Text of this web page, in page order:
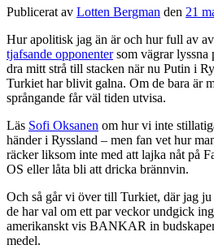
Publicerat av Lotten Bergman den 21
Hur apolitisk jag än är och hur full av
tjafsande opponentersom vägrar lyssna
dra mitt strå till stacken när nu Putin i
Turkiet har blivit galna. Om de bara är
språngande får väl tiden utvisa.
Läs Sofi Oksanen om hur vi inte
händer i Ryssland – men fan vet hur
räcker liksom inte med att lajka nåt på
OS eller låta bli att dricka brännvin.
Och så går vi över till Turkiet, där jag
de har val om ett par veckor undgick
amerikanskt vis BANKAR in
medel.